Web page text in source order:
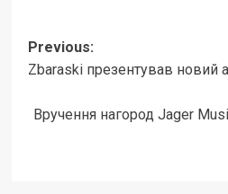
Post
navigation
Previous:
Zbaraski презентував новий
Вручення нагород Jager